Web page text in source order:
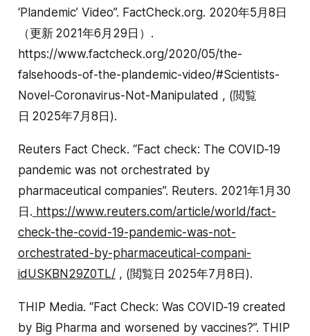
‘Plandemic’ Video”. FactCheck.org. 2020年5月8日
（更新 2021年6月29日）.
https://www.factcheck.org/2020/05/the-
falsehoods-of-the-plandemic-video/#Scientists-
Novel-Coronavirus-Not-Manipulated , (閲覧
日 2025年7月8日).
Reuters Fact Check. “Fact check: The COVID‑19
pandemic was not orchestrated by
pharmaceutical companies”. Reuters. 2021年1月30
日. https://www.reuters.com/article/world/fact-
check-the-covid-19-pandemic-was-not-
orchestrated-by-pharmaceutical-compani-
idUSKBN29Z0TL/, (閲覧日 2025年7月8日).
THIP Media. “Fact Check: Was COVID‑19 created
by Big Pharma and worsened by vaccines?”. THIP